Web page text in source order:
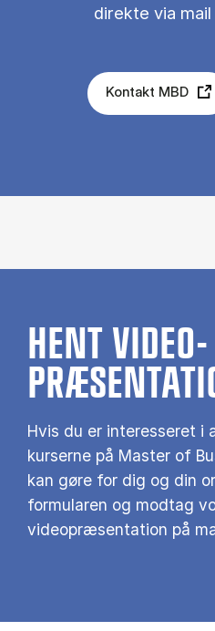
di­rek­te via
Kontakt MBD
HENT VIDEO-
Hvis du er interesseret i
kurserne på Master of
kan gøre for dig og din
formularen og modtag
videopræsentation på